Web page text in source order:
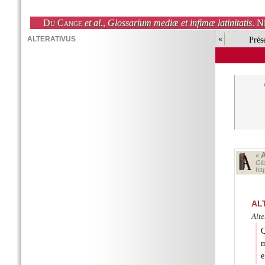
Du Cange et al., Glossarium mediæ et infimæ latinitatis.
«
«